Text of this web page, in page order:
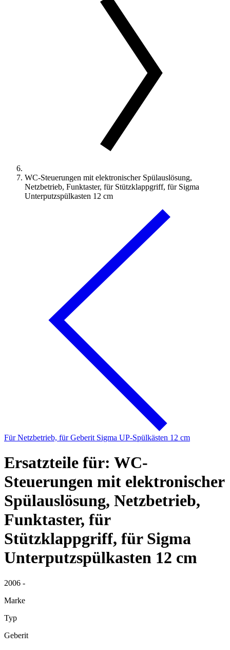
WC-Steuerungen mit elektronischer Spülauslösung,
Netzbetrieb, Funktaster, für Stützklappgriff, für Sigma
Unterputzspülkasten 12 cm
Für Netzbetrieb, für Geberit Sigma UP-Spülkästen 12 cm
Ersatzteile für: WC-
Steuerungen mit elektronischer
Spülauslösung, Netzbetrieb,
Funktaster, für
Stützklappgriff, für Sigma
Unterputzspülkasten 12 cm
2006 -
Marke
Typ
Geberit